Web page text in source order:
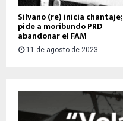
Silvano (re) inicia chantaje;
pide a moribundo PRD
abandonar el FAM
11 de agosto de 2023